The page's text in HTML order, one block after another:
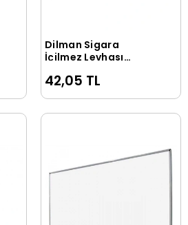
Sepete Ekle
Dilman Sigara
İçilmez Levhası
42,05 TL